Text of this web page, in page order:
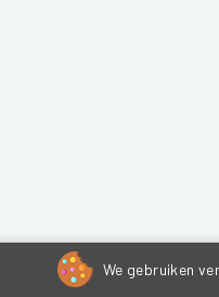
We gebruiken